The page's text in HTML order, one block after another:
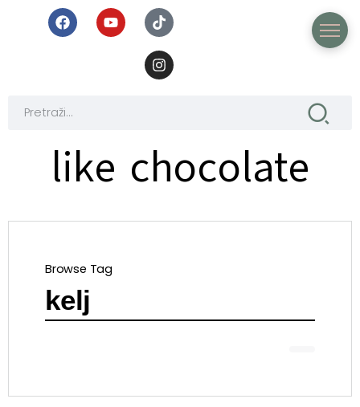
like chocolate
Browse Tag
kelj